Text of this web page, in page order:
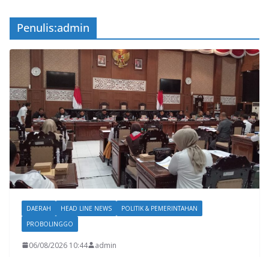
Penulis:admin
DAERAH HEAD LINE NEWS
POLITIK & PEMERINTAHAN
PROBOLINGGO
06/08/2026 10:44 admin